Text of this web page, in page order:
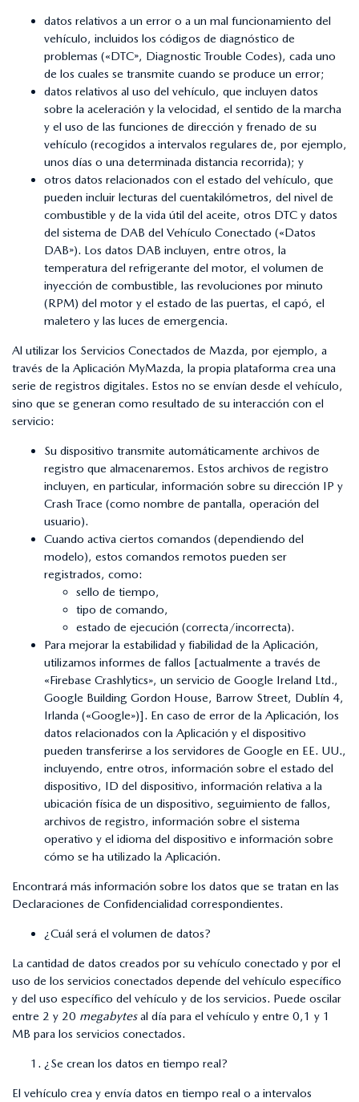
datos relativos a un error o a un mal funcionamiento del
vehículo, incluidos los códigos de diagnóstico de
problemas («DTC», Diagnostic Trouble Codes), cada uno
de los cuales se transmite cuando se produce un error;
datos relativos al uso del vehículo, que incluyen datos
sobre la aceleración y la velocidad, el sentido de la marcha
y el uso de las funciones de dirección y frenado de su
vehículo (recogidos a intervalos regulares de, por ejemplo,
unos días o una determinada distancia recorrida); y
otros datos relacionados con el estado del vehículo, que
pueden incluir lecturas del cuentakilómetros, del nivel de
combustible y de la vida útil del aceite, otros DTC y datos
del sistema de DAB del Vehículo Conectado («Datos
DAB»). Los datos DAB incluyen, entre otros, la
temperatura del refrigerante del motor, el volumen de
inyección de combustible, las revoluciones por minuto
(RPM) del motor y el estado de las puertas, el capó, el
maletero y las luces de emergencia.
Al utilizar los Servicios Conectados de Mazda, por ejemplo, a
través de la Aplicación MyMazda, la propia plataforma crea una
serie de registros digitales. Estos no se envían desde el vehículo,
sino que se generan como resultado de su interacción con el
servicio:
Su dispositivo transmite automáticamente archivos de
registro que almacenaremos. Estos archivos de registro
incluyen, en particular, información sobre su dirección IP y
Crash Trace (como nombre de pantalla, operación del
usuario).
Cuando activa ciertos comandos (dependiendo del
modelo), estos comandos remotos pueden ser
registrados, como:
sello de tiempo,
tipo de comando,
estado de ejecución (correcta/incorrecta).
Para mejorar la estabilidad y fiabilidad de la Aplicación,
utilizamos informes de fallos [actualmente a través de
«Firebase Crashlytics», un servicio de Google Ireland Ltd.,
Google Building Gordon House, Barrow Street, Dublín 4,
Irlanda («Google»)]. En caso de error de la Aplicación, los
datos relacionados con la Aplicación y el dispositivo
pueden transferirse a los servidores de Google en EE. UU.,
incluyendo, entre otros, información sobre el estado del
dispositivo, ID del dispositivo, información relativa a la
ubicación física de un dispositivo, seguimiento de fallos,
archivos de registro, información sobre el sistema
operativo y el idioma del dispositivo e información sobre
cómo se ha utilizado la Aplicación.
Encontrará más información sobre los datos que se tratan en las
Declaraciones de Confidencialidad correspondientes.
¿Cuál será el volumen de datos?
La cantidad de datos creados por su vehículo conectado y por el
uso de los servicios conectados depende del vehículo específico
y del uso específico del vehículo y de los servicios. Puede oscilar
entre 2 y 20 megabytesal día para el vehículo y entre 0,1 y 1
MB para los servicios conectados.
¿Se crean los datos en tiempo real?
El vehículo crea y envía datos en tiempo real o a intervalos